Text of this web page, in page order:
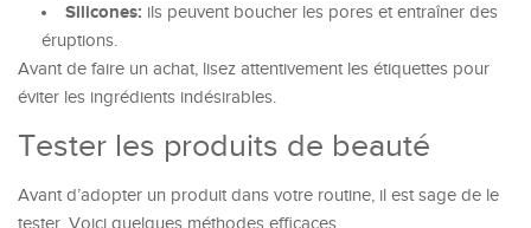
Silicones: ils peuvent boucher les pores et entraîner des
éruptions.
Avant de faire un achat, lisez attentivement les étiquettes pour
éviter les ingrédients indésirables.
Tester les produits de beauté
Avant d’adopter un produit dans votre routine, il est sage de le
tester. Voici quelques méthodes efficaces.